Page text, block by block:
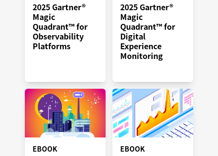
2025 Gartner®
Magic
Quadrant™ for
Observability
Platforms
2025 Gartner®
Magic
Quadrant™ for
Digital
Experience
Monitoring
EBOOK EBOOK